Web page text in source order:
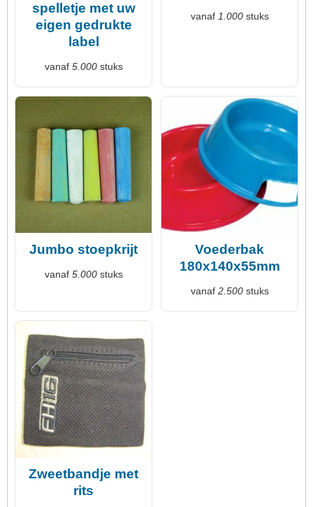
spelletje met uw
eigen gedrukte
label
vanaf 5.000stuks
vanaf 1.000stuks
Jumbo stoepkrijt
vanaf 5.000stuks
Voederbak
180x140x55mm
vanaf 2.500stuks
Zweetbandje met
rits